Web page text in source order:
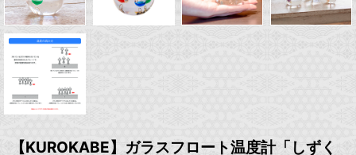
【KUROKABE】ガラスフロート温度計「しずく